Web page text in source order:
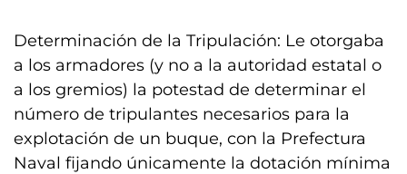
Determinación de la Tripulación: Le otorgaba
a los armadores (y no a la autoridad estatal o
a los gremios) la potestad de determinar el
número de tripulantes necesarios para la
explotación de un buque, con la Prefectura
Naval fijando únicamente la dotación mínima